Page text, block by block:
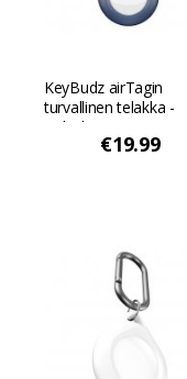
KeyBudz airTagin
turvallinen telakka -
Koboltin sininen
€19.99